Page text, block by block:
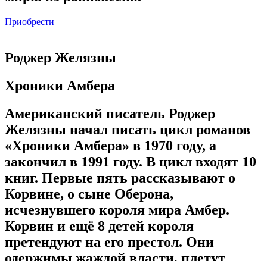
Приобрести
Роджер Желязны
Хроники Амбера
Американский писатель Роджер
Желязны начал писать цикл романов
«Хроники Амбера» в 1970 году, а
закончил в 1991 году. В цикл входят 10
книг. Первые пять рассказывают о
Корвине, о сыне Оберона,
исчезнувшего короля мира Амбер.
Корвин и ещё 8 детей короля
претендуют на его престол. Они
одержимы жаждой власти, плетут